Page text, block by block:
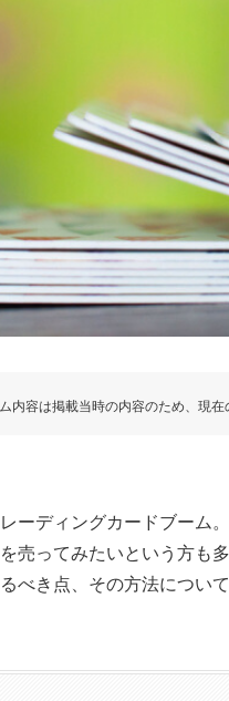
内容は掲載当時の内容のため、現在
ーディングカードブーム
売ってみたいという方も
べき点、その方法について